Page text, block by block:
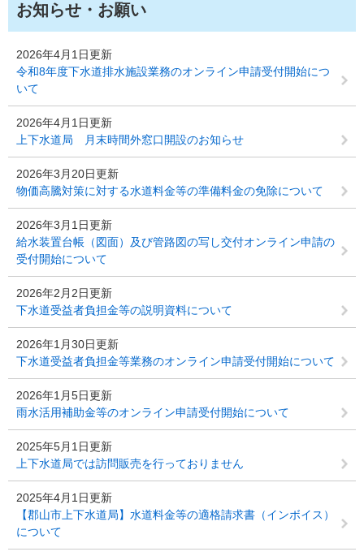
お知らせ・お願い
2026年4月1日更新
令和8年度下水道排水施設業務のオンライン申請受付開始につ
いて
2026年4月1日更新
上下水道局 月末時間外窓口開設のお知らせ
2026年3月20日更新
物価高騰対策に対する水道料金等の準備料金の免除について
2026年3月1日更新
給水装置台帳（図面）及び管路図の写し交付オンライン申請の
受付開始について
2026年2月2日更新
下水道受益者負担金等の説明資料について
2026年1月30日更新
下水道受益者負担金等業務のオンライン申請受付開始について
2026年1月5日更新
雨水活用補助金等のオンライン申請受付開始について
2025年5月1日更新
上下水道局では訪問販売を行っておりません
2025年4月1日更新
【郡山市上下水道局】水道料金等の適格請求書（インボイス）
について